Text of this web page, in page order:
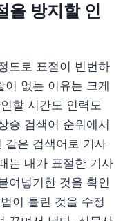
을 방지할 인
도로 표절이 빈번하
없는 이유는 크게
할 시간도 인력도
승 검색어 순위에서
같은 검색어로 기사
는 내가 표절한 기사
여넣기한 것을 확인
이 틀린 것을 수정